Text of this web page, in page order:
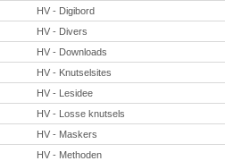
HV - Digibord
HV - Divers
HV - Downloads
HV - Knutselsites
HV - Lesidee
HV - Losse knutsels
HV - Maskers
HV - Methoden